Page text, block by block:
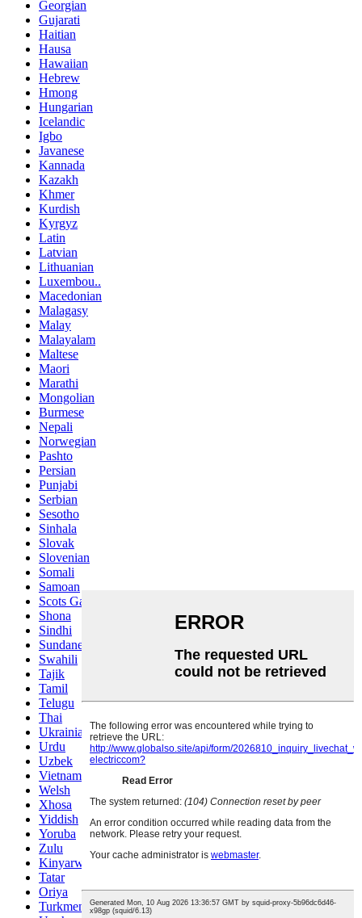
Georgian
Gujarati
Haitian
Hausa
Hawaiian
Hebrew
Hmong
Hungarian
Icelandic
Igbo
Javanese
Kannada
Kazakh
Khmer
Kurdish
Kyrgyz
Latin
Latvian
Lithuanian
Luxembou..
Macedonian
Malagasy
Malay
Malayalam
Maltese
Maori
Marathi
Mongolian
Burmese
Nepali
Norwegian
Pashto
Persian
Punjabi
Serbian
Sesotho
Sinhala
Slovak
Slovenian
Somali
Samoan
Scots Gaelic
Shona
Sindhi
Sundanese
Swahili
Tajik
Tamil
Telugu
Thai
Ukrainian
Urdu
Uzbek
Vietnamese
Welsh
Xhosa
Yiddish
Yoruba
Zulu
Kinyarwanda
Tatar
Oriya
Turkmen